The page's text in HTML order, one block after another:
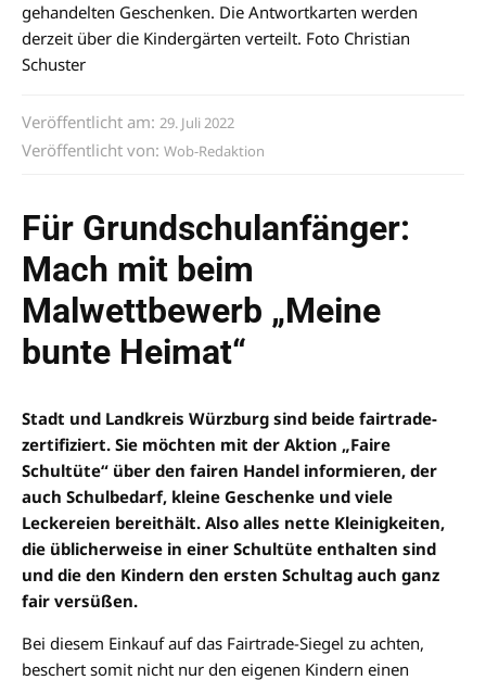
gehandelten Geschenken. Die Antwortkarten werden
derzeit über die Kindergärten verteilt. Foto Christian
Schuster
Veröffentlicht am: 29. Juli 2022
Veröffentlicht von: Wob-Redaktion
Für Grundschulanfänger:
Mach mit beim
Malwettbewerb „Meine
bunte Heimat“
Stadt und Landkreis Würzburg sind beide fairtrade-
zertifiziert. Sie möchten mit der Aktion „Faire
Schultüte“ über den fairen Handel informieren, der
auch Schulbedarf, kleine Geschenke und viele
Leckereien bereithält. Also alles nette Kleinigkeiten,
die üblicherweise in einer Schultüte enthalten sind
und die den Kindern den ersten Schultag auch ganz
fair versüßen.
Bei diesem Einkauf auf das Fairtrade-Siegel zu achten,
beschert somit nicht nur den eigenen Kindern einen